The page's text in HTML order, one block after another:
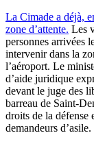
La Cimade a déjà,
zone d’attente. Les
personnes arrivées
intervenir dans la
l’aéroport. Le
d’aide juridique
devant le juge des
barreau de Saint-
droits de la défense
demandeurs d’asile.